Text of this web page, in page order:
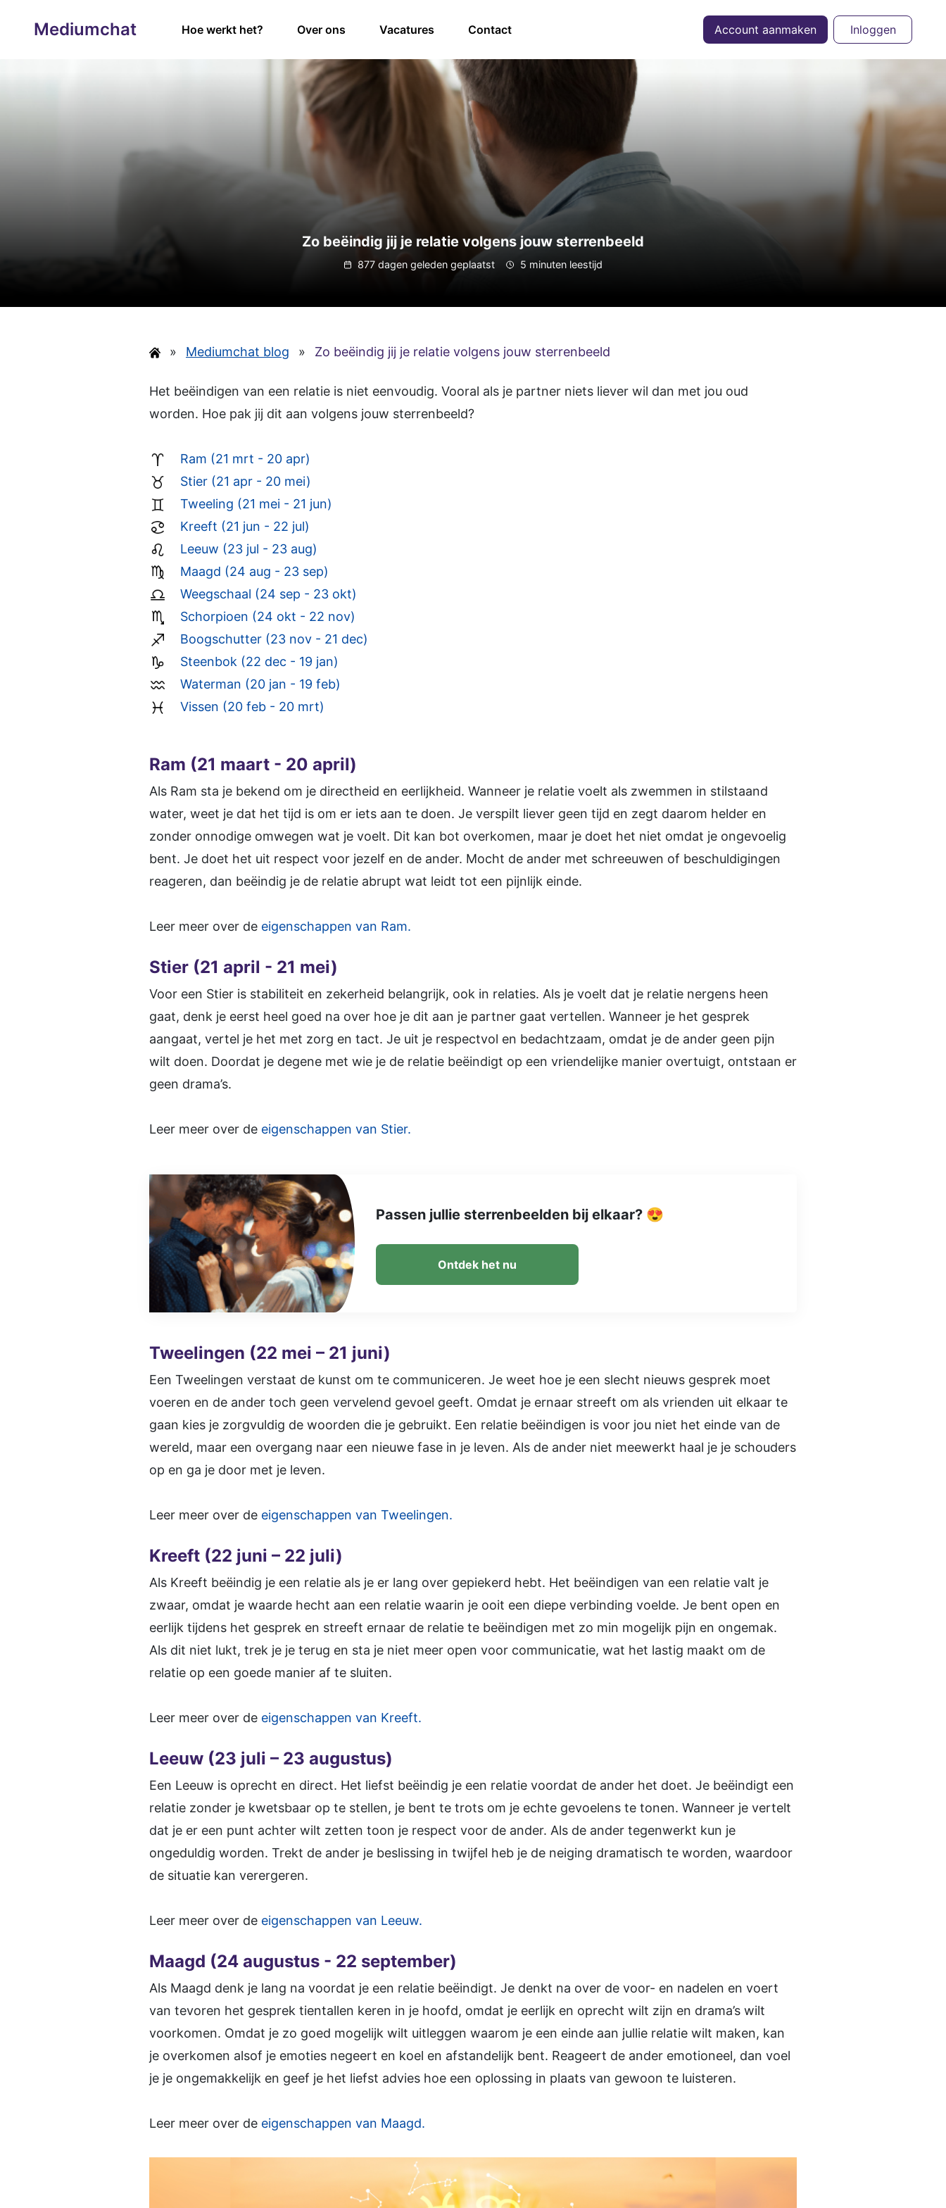
Mediumchat Hoe werkt het? Over ons Vacatures Contact Account aanmaken Inloggen
Zo beëindig jij je relatie volgens jouw sterrenbeeld
877 dagen geleden geplaatst 5 minuten leestijd
» Mediumchat blog » Zo beëindig jij je relatie volgens jouw sterrenbeeld
Het beëindigen van een relatie is niet eenvoudig. Vooral als je partner niets liever wil dan met jou oud
worden. Hoe pak jij dit aan volgens jouw sterrenbeeld?
Ram (21 mrt - 20 apr)
Stier (21 apr - 20 mei)
Tweeling (21 mei - 21 jun)
Kreeft (21 jun - 22 jul)
Leeuw (23 jul - 23 aug)
Maagd (24 aug - 23 sep)
Weegschaal (24 sep - 23 okt)
Schorpioen (24 okt - 22 nov)
Boogschutter (23 nov - 21 dec)
Steenbok (22 dec - 19 jan)
Waterman (20 jan - 19 feb)
Vissen (20 feb - 20 mrt)
Ram (21 maart - 20 april)
Als Ram sta je bekend om je directheid en eerlijkheid. Wanneer je relatie voelt als zwemmen in stilstaand
water, weet je dat het tijd is om er iets aan te doen. Je verspilt liever geen tijd en zegt daarom helder en
zonder onnodige omwegen wat je voelt. Dit kan bot overkomen, maar je doet het niet omdat je ongevoelig
bent. Je doet het uit respect voor jezelf en de ander. Mocht de ander met schreeuwen of beschuldigingen
reageren, dan beëindig je de relatie abrupt wat leidt tot een pijnlijk einde.
Leer meer over de eigenschappen van Ram.
Stier (21 april - 21 mei)
Voor een Stier is stabiliteit en zekerheid belangrijk, ook in relaties. Als je voelt dat je relatie nergens heen
gaat, denk je eerst heel goed na over hoe je dit aan je partner gaat vertellen. Wanneer je het gesprek
aangaat, vertel je het met zorg en tact. Je uit je respectvol en bedachtzaam, omdat je de ander geen pijn
wilt doen. Doordat je degene met wie je de relatie beëindigt op een vriendelijke manier overtuigt, ontstaan er
geen drama’s.
Leer meer over de eigenschappen van Stier.
Passen jullie sterrenbeelden bij elkaar? 😍
Ontdek het nu
Tweelingen (22 mei – 21 juni)
Een Tweelingen verstaat de kunst om te communiceren. Je weet hoe je een slecht nieuws gesprek moet
voeren en de ander toch geen vervelend gevoel geeft. Omdat je ernaar streeft om als vrienden uit elkaar te
gaan kies je zorgvuldig de woorden die je gebruikt. Een relatie beëindigen is voor jou niet het einde van de
wereld, maar een overgang naar een nieuwe fase in je leven. Als de ander niet meewerkt haal je je schouders
op en ga je door met je leven.
Leer meer over de eigenschappen van Tweelingen.
Kreeft (22 juni – 22 juli)
Als Kreeft beëindig je een relatie als je er lang over gepiekerd hebt. Het beëindigen van een relatie valt je
zwaar, omdat je waarde hecht aan een relatie waarin je ooit een diepe verbinding voelde. Je bent open en
eerlijk tijdens het gesprek en streeft ernaar de relatie te beëindigen met zo min mogelijk pijn en ongemak.
Als dit niet lukt, trek je je terug en sta je niet meer open voor communicatie, wat het lastig maakt om de
relatie op een goede manier af te sluiten.
Leer meer over de eigenschappen van Kreeft.
Leeuw (23 juli – 23 augustus)
Een Leeuw is oprecht en direct. Het liefst beëindig je een relatie voordat de ander het doet. Je beëindigt een
relatie zonder je kwetsbaar op te stellen, je bent te trots om je echte gevoelens te tonen. Wanneer je vertelt
dat je er een punt achter wilt zetten toon je respect voor de ander. Als de ander tegenwerkt kun je
ongeduldig worden. Trekt de ander je beslissing in twijfel heb je de neiging dramatisch te worden, waardoor
de situatie kan verergeren.
Leer meer over de eigenschappen van Leeuw.
Maagd (24 augustus - 22 september)
Als Maagd denk je lang na voordat je een relatie beëindigt. Je denkt na over de voor- en nadelen en voert
van tevoren het gesprek tientallen keren in je hoofd, omdat je eerlijk en oprecht wilt zijn en drama’s wilt
voorkomen. Omdat je zo goed mogelijk wilt uitleggen waarom je een einde aan jullie relatie wilt maken, kan
je overkomen alsof je emoties negeert en koel en afstandelijk bent. Reageert de ander emotioneel, dan voel
je je ongemakkelijk en geef je het liefst advies hoe een oplossing in plaats van gewoon te luisteren.
Leer meer over de eigenschappen van Maagd.